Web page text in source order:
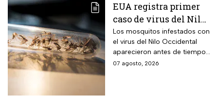
EUA registra primer
caso de virus del Nilo
Occidental de 2026
Los mosquitos infestados con
el virus del Nilo Occidental
aparecieron antes de tiempo
en EUA; ya se registró el
07 agosto, 2026